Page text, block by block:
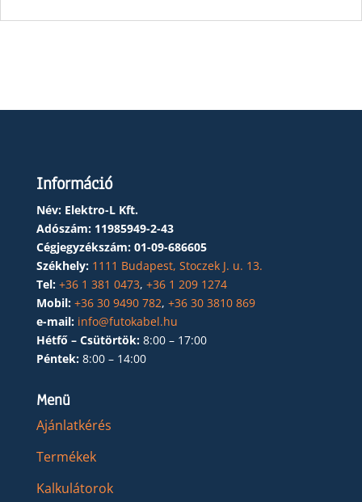
Információ
Név: Elektro-L Kft.
Adószám: 11985949-2-43
Cégjegyzékszám: 01-09-686605
Székhely: 1111 Budapest, Stoczek J. u. 13.
Tel: +36 1 381 0473, +36 1 209 1274
Mobil: +36 30 9490 782, +36 30 3810 869
e-mail: info@futokabel.hu
Hétfő – Csütörtök: 8:00 – 17:00
Péntek: 8:00 – 14:00
Menü
Ajánlatkérés
Termékek
Kalkulátorok